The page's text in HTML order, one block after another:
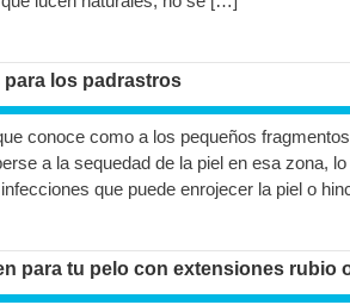
para los padrastros
conoce como a los pequeños
a la sequedad de la piel en esa zona,
que puede enrojecer la piel o
para tu pelo con extensiones rubio